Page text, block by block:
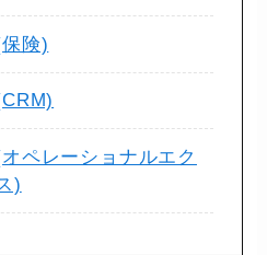
険)
ペレーショナルエク
)